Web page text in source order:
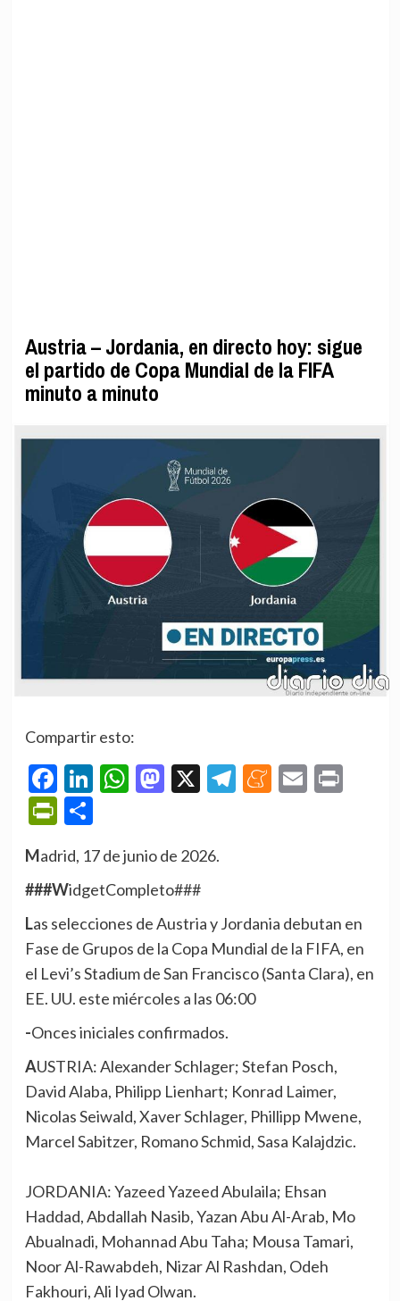
Austria – Jordania, en directo hoy: sigue
el partido de Copa Mundial de la FIFA
minuto a minuto
Compartir esto:
Facebook
LinkedIn
WhatsApp
Mastodon
X Telegram
Meneame
Email
PrintFriendly
Compartir
Madrid, 17 de junio de 2026.
###WidgetCompleto###
Las selecciones de Austria y Jordania debutan en
Fase de Grupos de la Copa Mundial de la FIFA, en
el Levi’s Stadium de San Francisco (Santa Clara), en
EE. UU. este miércoles a las 06:00
-Onces iniciales confirmados.
AUSTRIA: Alexander Schlager; Stefan Posch,
David Alaba, Philipp Lienhart; Konrad Laimer,
Nicolas Seiwald, Xaver Schlager, Phillipp Mwene,
Marcel Sabitzer, Romano Schmid, Sasa Kalajdzic.
JORDANIA: Yazeed Yazeed Abulaila; Ehsan
Haddad, Abdallah Nasib, Yazan Abu Al-Arab, Mo
Abualnadi, Mohannad Abu Taha; Mousa Tamari,
Noor Al-Rawabdeh, Nizar Al Rashdan, Odeh
Fakhouri, Ali Iyad Olwan.